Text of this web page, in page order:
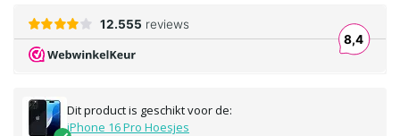
Dit product is geschikt voor de:
iPhone 16 Pro Hoesjes